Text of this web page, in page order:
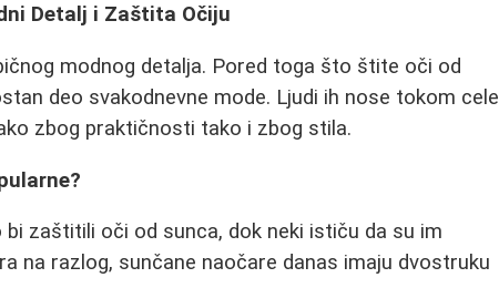
Detalj i Zaštita Očiju
modnog detalja. Pored toga što štite oči od
deo svakodnevne mode. Ljudi ih nose tokom cele
zbog praktičnosti tako i zbog stila.
zaštitili oči od sunca, dok neki ističu da su im
na razlog, sunčane naočare danas imaju dvostruku